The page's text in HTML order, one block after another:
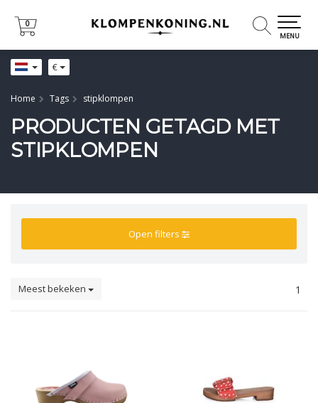
€
0
0
MENU
Home Tags stipklompen
PRODUCTEN GETAGD MET
STIPKLOMPEN
Open filters
Meest bekeken 1